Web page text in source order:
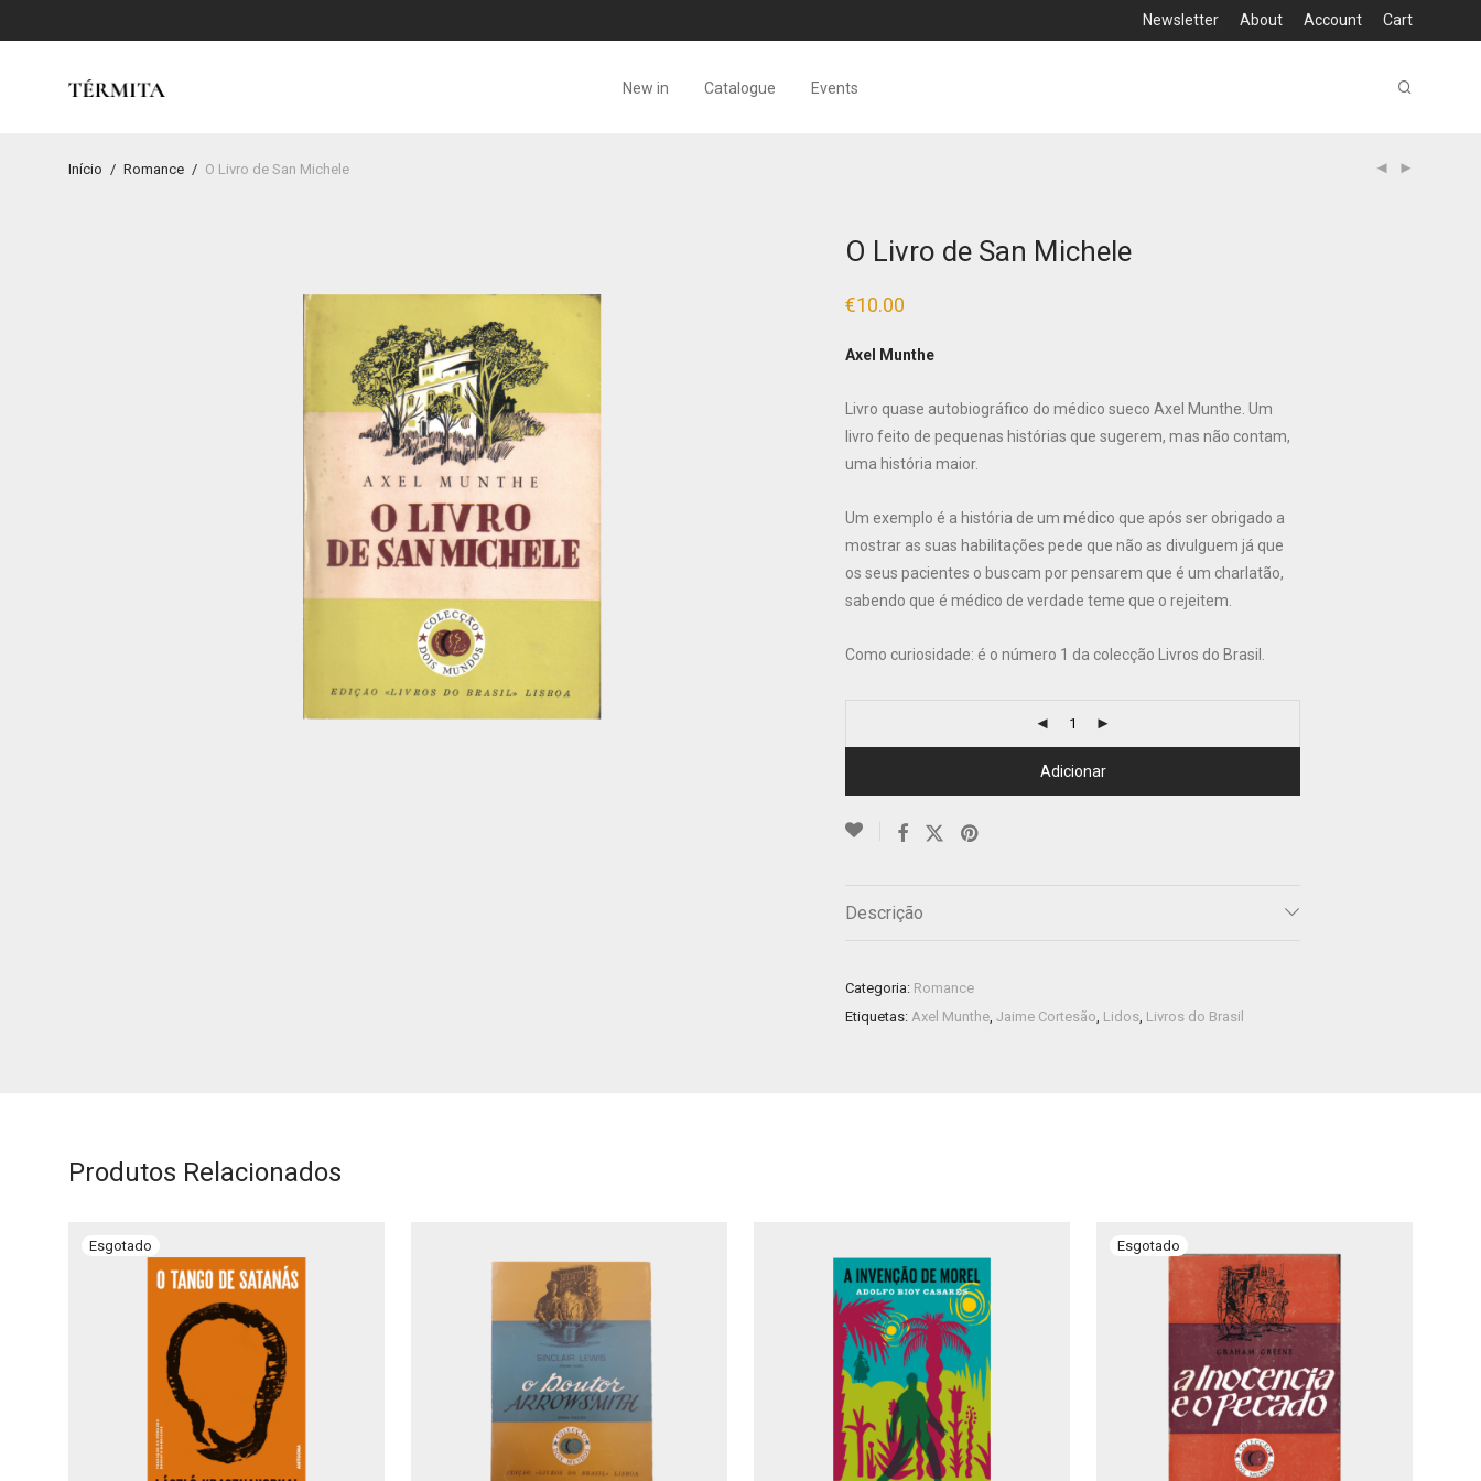
Newsletter About Account Cart
New in Catalogue Events
Início / Romance / O Livro de San Michele
O Livro de San Michele
€10.00
Axel Munthe
Livro quase autobiográfico do médico sueco Axel Munthe. Um
livro feito de pequenas histórias que sugerem, mas não contam,
uma história maior.
Um exemplo é a história de um médico que após ser obrigado a
mostrar as suas habilitações pede que não as divulguem já que
os seus pacientes o buscam por pensarem que é um charlatão,
sabendo que é médico de verdade teme que o rejeitem.
Como curiosidade: é o número 1 da colecção Livros do Brasil.
Adicionar
Descrição
Categoria: Romance
Etiquetas: Axel Munthe, Jaime Cortesão, Lidos, Livros do Brasil
Produtos Relacionados